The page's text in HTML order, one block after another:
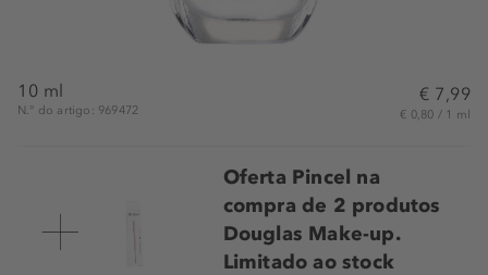
10 ml
N.° do artigo: 969472
€ 7,99
€ 0,80 / 1 ml
Oferta Pincel na
compra de 2 produtos
Douglas Make-up.
Limitado ao stock